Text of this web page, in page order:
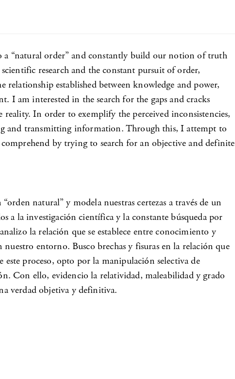
a “natural order” and constantly build our notion of truth
research and the constant pursuit of order,
established between knowledge and power,
am interested in the search for the gaps and cracks
In order to exemplify the perceived inconsistencies,
and transmitting information. Through this, I attempt to
by trying to search for an objective and definite
natural” y modela nuestras certezas a través de un
a la investigación científica y la constante búsqueda por
la relación que se establece entre conocimiento y
entorno. Busco brechas y fisuras en la relación que
proceso, opto por la manipulación selectiva de
Con ello, evidencio la relatividad, maleabilidad y grado
verdad objetiva y definitiva.